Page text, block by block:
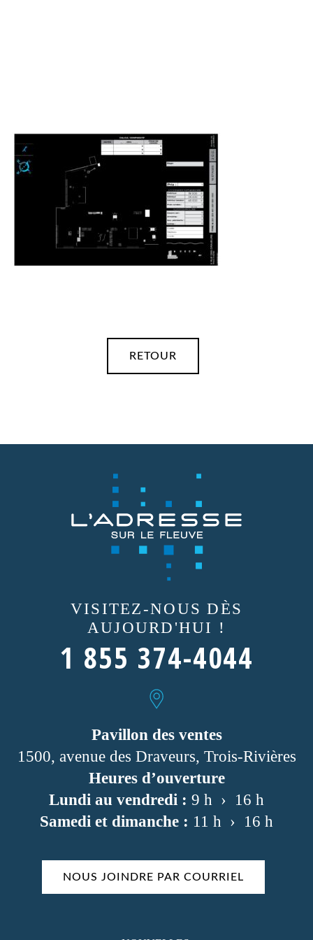
RETOUR
VISITEZ-NOUS DÈS
AUJOURD'HUI !
1 855 374-4044
Pavillon des ventes
1500, avenue des Draveurs, Trois-Rivières
Heures d’ouverture
Lundi au vendredi : 9 h › 16 h
Samedi et dimanche : 11 h › 16 h
NOUS JOINDRE PAR COURRIEL